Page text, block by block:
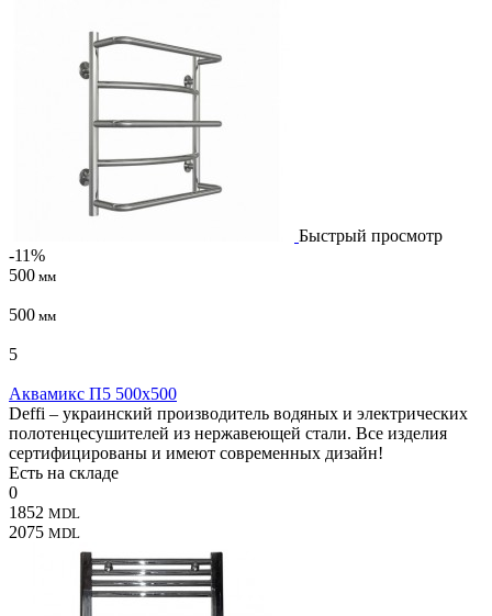
Быстрый просмотр
-11%
500 мм
500 мм
5
Аквамикс П5 500x500
Deffi – украинский производитель водяных и электрических
полотенцесушителей из нержавеющей стали. Все изделия
сертифицированы и имеют современных дизайн!
Есть на складе
0
1852 MDL
2075 MDL